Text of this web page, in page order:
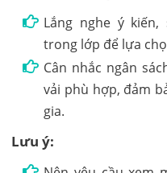
Lắng nghe ý
trong lớp để lựa
Cân nhắc ngân
vải phù hợp, đảm
gia.
Lưu ý: